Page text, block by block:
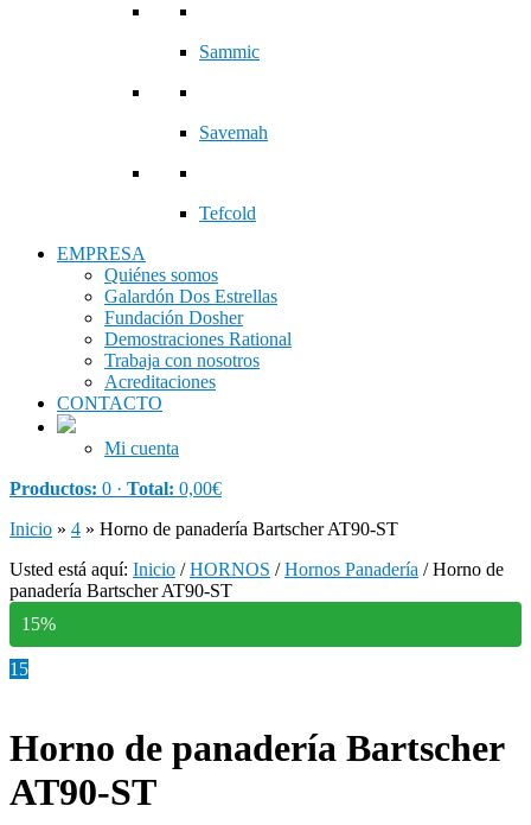
Sammic
Savemah
Tefcold
EMPRESA
Quiénes somos
Galardón Dos Estrellas
Fundación Dosher
Demostraciones Rational
Trabaja con nosotros
Acreditaciones
CONTACTO
Mi cuenta
Productos: 0 · Total: 0,00€
Inicio » 4 » Horno de panadería Bartscher AT90-ST
Usted está aquí: Inicio / HORNOS / Hornos Panadería /Horno de
panadería Bartscher AT90-ST
15%
15
Horno de panadería Bartscher
AT90-ST